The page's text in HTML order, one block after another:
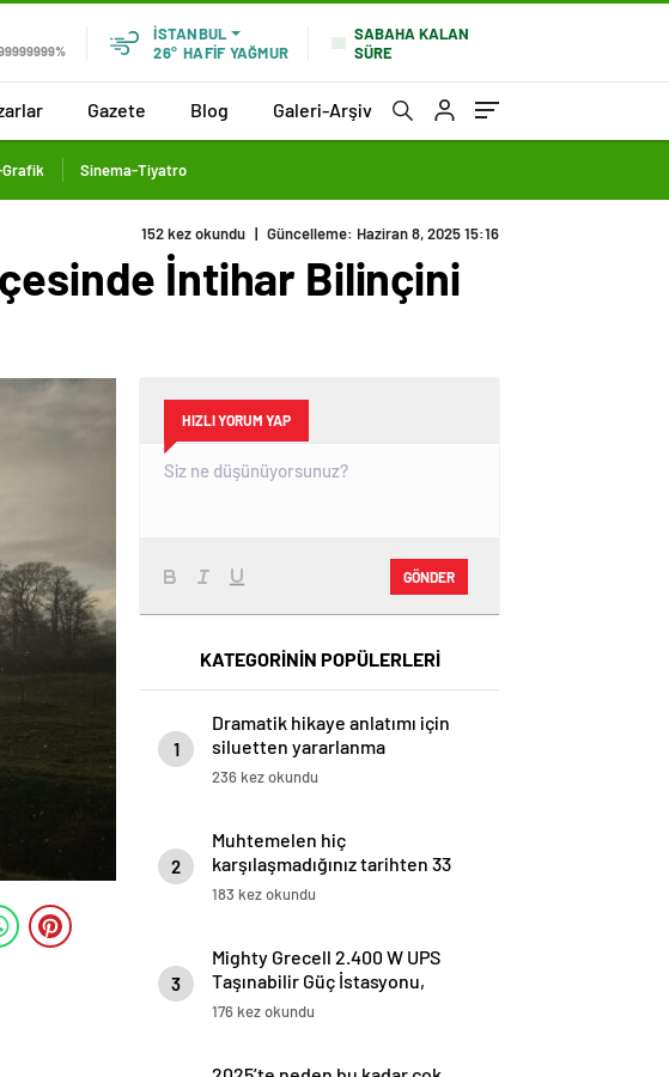
İSTANBUL
26° HAFİF YAĞMUR
SABAHA KALAN
SÜRE
Gazete Blog Galeri-Arşiv
Sinema-Tiyatro
152 kez okundu | Güncelleme: Haziran 8, 2025 15:16
İntihar Bilinçini
HIZLI YORUM YAP
GÖNDER
KATEGORİNİN POPÜLERLERİ
1
Dramatik hikaye anlatımı için
siluetten yararlanma
236 kez okundu
2
Muhtemelen hiç
karşılaşmadığınız tarihten 33
görünmeyen anlar –
183 kez okundu
3
Mighty Grecell 2.400 W UPS
Taşınabilir Güç İstasyonu,
konum çekimleri için
176 kez okundu